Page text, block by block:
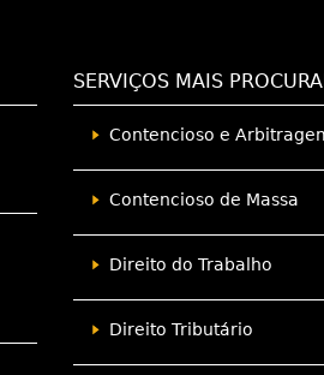
SERVIÇOS MAIS
Contencioso e
Contencioso de Massa
Direito do Trabalho
Direito Tributário